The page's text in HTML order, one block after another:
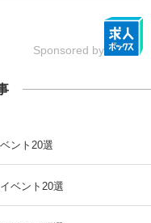
Sponsored by
ント20選
ベント20選